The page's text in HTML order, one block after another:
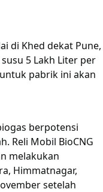
di Khed dekat Pune,
5 Lakh Liter per
pabrik ini akan
berpotensi
Reli Mobil BioCNG
melakukan
Himmatnagar,
setelah